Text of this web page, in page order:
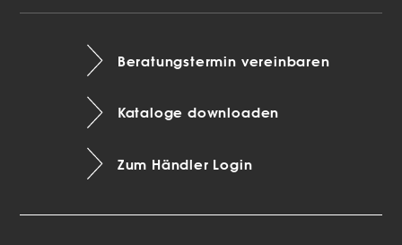
Beratungstermin vereinbaren
Kataloge downloaden
Zum Händler Login